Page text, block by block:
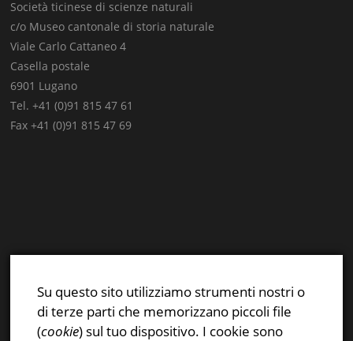
Società ticinese di scienze naturali
c/o Museo cantonale di storia naturale
Viale Carlo Cattaneo 4
Casella postale
6901 Lugano
Tel. +41 (0)91 815 47 61
Fax +41 (0)91 815 47 69
Instagram
Privacy & Cookies Policy
Su questo sito utilizziamo strumenti nostri o
di terze parti che memorizzano piccoli file
(cookie) sul tuo dispositivo. I cookie sono